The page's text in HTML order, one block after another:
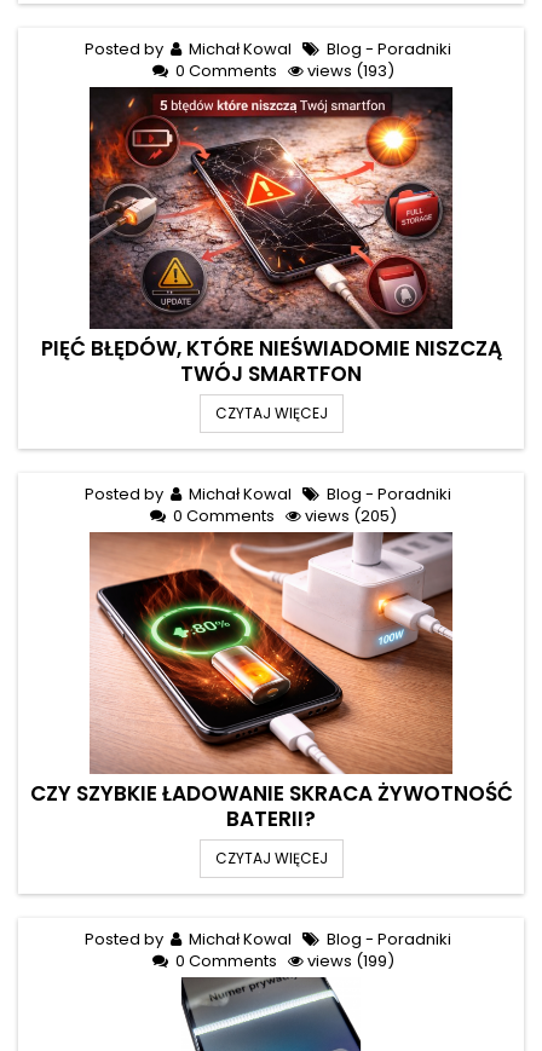
Posted by Michał Kowal
Blog - Poradniki
0 Comments
views (193)
PIĘĆ BŁĘDÓW, KTÓRE NIEŚWIADOMIE NISZCZĄ
TWÓJ SMARTFON
CZYTAJ WIĘCEJ
Posted by Michał Kowal
Blog - Poradniki
0 Comments
views (205)
CZY SZYBKIE ŁADOWANIE SKRACA ŻYWOTNOŚĆ
BATERII?
CZYTAJ WIĘCEJ
Posted by Michał Kowal
Blog - Poradniki
0 Comments
views (199)